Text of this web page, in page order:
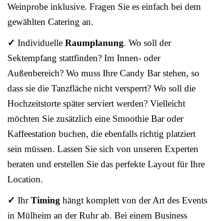
Weinprobe inklusive. Fragen Sie es einfach bei dem
gewählten Catering an.
✓ Individuelle Raumplanung. Wo soll der
Sektempfang stattfinden? Im Innen- oder
Außenbereich? Wo muss Ihre Candy Bar stehen, so
dass sie die Tanzfläche nicht versperrt? Wo soll die
Hochzeitstorte später serviert werden? Vielleicht
möchten Sie zusätzlich eine Smoothie Bar oder
Kaffeestation buchen, die ebenfalls richtig platziert
sein müssen. Lassen Sie sich von unseren Experten
beraten und erstellen Sie das perfekte Layout für Ihre
Location.
✓ IhrTiming hängt komplett von der Art des Events
in Mülheim an der Ruhr ab. Bei einem Business